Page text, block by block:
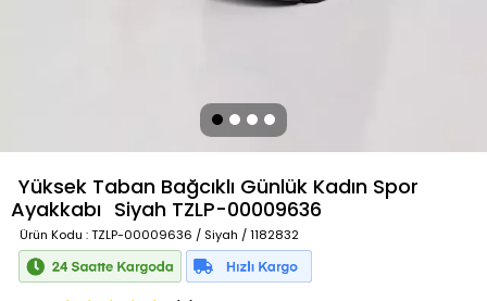
Yüksek Taban Bağcıklı Günlük Kadın Spor
Ayakkabı Siyah TZLP-00009636
Ürün Kodu : TZLP-00009636 / Siyah / 1182832